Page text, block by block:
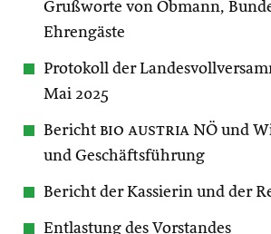
Grußworte von Obmann,
Ehrengäste
Protokoll der
Mai 2025
Bericht bio austria NÖ und
und Geschäftsführung
Bericht der Kassierin und der
Entlastung des Vorstandes